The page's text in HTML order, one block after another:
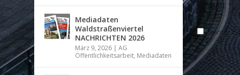
Name,
Mediadaten
Waldstraßenviertel
NACHRICHTEN 2026
März 9, 2026 |AG
Öffentlichkeitsarbeit, Mediadaten